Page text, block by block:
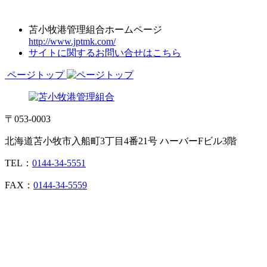
苫小牧港管理組合ホームページ
http://www.jptmk.com/
サイトに関するお問い合せはこちら
ページトップ
〒053-0003
北海道苫小牧市入船町3丁目4番21号 ハーバーFビル3階
TEL： 0144-34-5551
FAX： 0144-34-5559